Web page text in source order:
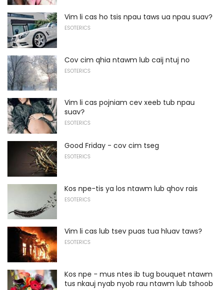
Vim li cas ho tsis npau taws ua npau suav?
ESOTERICS
Cov cim qhia ntawm lub caij ntuj no
ESOTERICS
Vim li cas pojniam cev xeeb tub npau
suav?
ESOTERICS
Good Friday - cov cim tseg
ESOTERICS
Kos npe-tis ya los ntawm lub qhov rais
ESOTERICS
Vim li cas lub tsev puas tua hluav taws?
ESOTERICS
Kos npe - mus ntes ib tug bouquet ntawm
tus nkauj nyab nyob rau ntawm lub tshoob